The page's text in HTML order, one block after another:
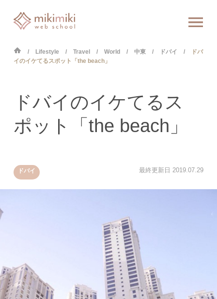
Lifestyle Travel World 中東 ドバイ
ドバ
イのイケてるスポット「the beach」
ドバイ 最終更新日 2019.07.29
ドバイのイケてるス
ポット「the beach」